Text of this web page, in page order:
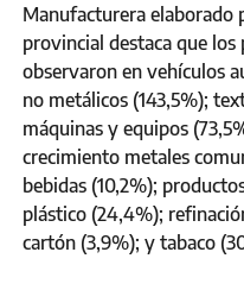
Manufacturera elaborado
provincial destaca que
observaron en vehículos
no metálicos (143,5%);
máquinas y equipos
crecimiento metales
bebidas (10,2%);
plástico (24,4%);
cartón (3,9%); y tabaco